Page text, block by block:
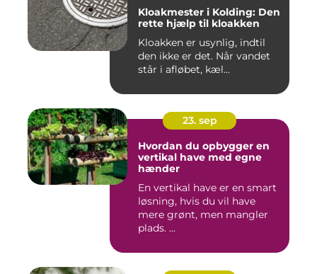
Kloakmester i Kolding: Den
rette hjælp til kloakken
Kloakken er usynlig, indtil
den ikke er det. Når vandet
står i afløbet, kæl...
23. sep
Hvordan du opbygger en
vertikal have med egne
hænder
En vertikal have er en smart
løsning, hvis du vil have
mere grønt, men mangler
plads. ...